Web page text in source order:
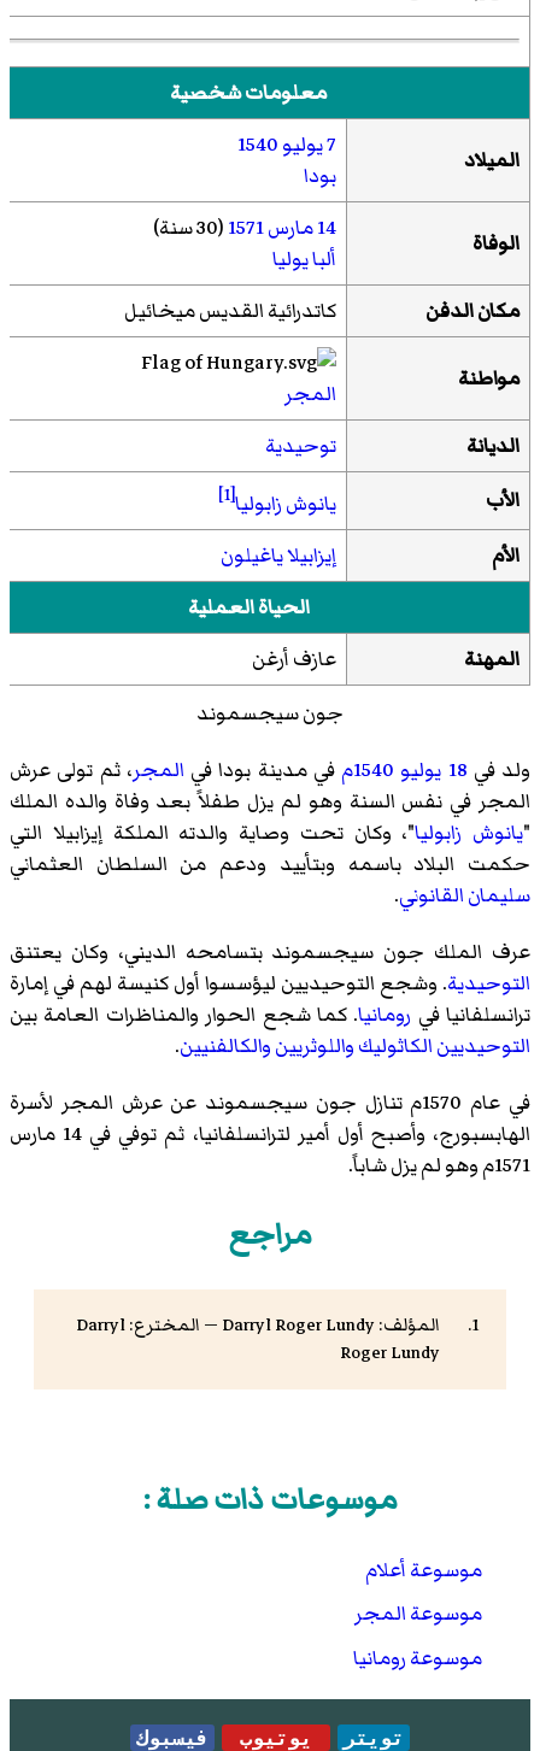
معلومات شخصية
الميلاد 7 يوليو
1540
بودا
الوفاة 14 مارس 1571(30 سنة)
ألبا يوليا
مكان الدفن
كاتدرائية القديس ميخائيل
مواطنة
المجر
الديانة
توحيدية
الأب
يانوش زابوليا[1]
الأم
إيزابيلا ياغيلون
الحياة العملية
المهنة
عازف أرغن
جون سيجسموند
ولد في 18 يوليو 1540م في مدينة بودا في المجر، ثم تولى عرش
المجر في نفس السنة وهو لم يزل طفلاً بعد وفاة والده الملك
"يانوش زابوليا"، وكان تحت وصاية والدته الملكة إيزابيلا التي
حكمت البلاد باسمه وبتأييد ودعم من السلطان العثماني
سليمان القانوني.
عرف الملك جون سيجسموند بتسامحه الديني، وكان يعتنق
التوحيدية. وشجع التوحيديين ليؤسسوا أول كنيسة لهم في إمارة
ترانسلفانيا في رومانيا. كما شجع الحوار والمناظرات العامة بين
التوحيديينالكاثوليكواللوثريينوالكالفنيين.
في عام 1570م تنازل جون سيجسموند عن عرش المجر لأسرة
الهابسبورج، وأصبح أول أمير لترانسلفانيا، ثم توفي في 14 مارس
1571م وهو لم يزل شاباً.
مراجع
المؤلف: Darryl Roger Lundy — المخترع: Darryl
Roger Lundy
موسوعات ذات صلة :
موسوعة أعلام
موسوعة المجر
موسوعة رومانيا
تويتر يوتيوب فيسبوك